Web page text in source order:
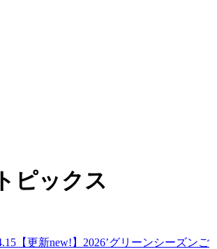
トピックス
【更新new!】2026’グリーンシーズンご